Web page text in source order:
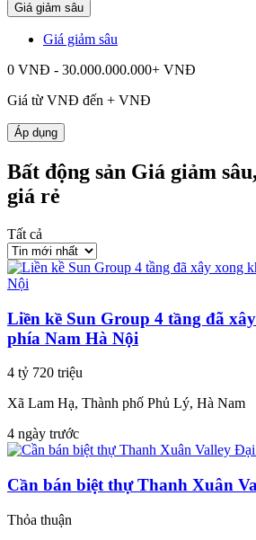
Giá giảm sâu
Giá giảm sâu
0 VNĐ - 30.000.000.000+ VNĐ
Giá từ VNĐ đến + VNĐ
Áp dụng
Bất động sản Giá giảm
giá rẻ
Tất cả
Liền kề Sun Group 4 tầng đã
phía Nam Hà Nội
4 tỷ 720 triệu
Xã Lam Hạ, Thành phố Phủ Lý, Hà Nam
4 ngày trước
Cần bán biệt thự Thanh Xuân
Thỏa thuận